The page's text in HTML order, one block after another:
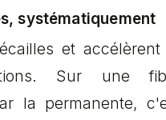
systématiquement
et
Sur une
la permanente,